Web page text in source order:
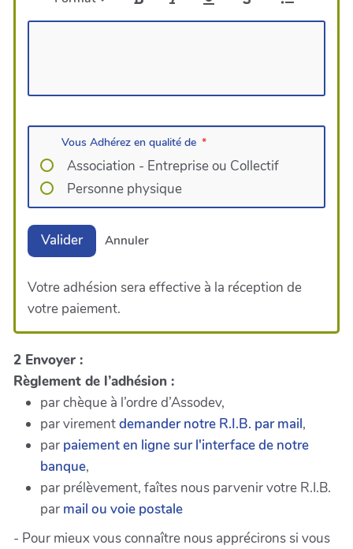
Vous Adhérez en qualité de
Association - Entreprise ou Collectif
Personne physique
Valider Annuler
Votre adhésion sera effective à la réception de
votre paiement.
2 Envoyer :
Règlement de l’adhésion :
par chèque à l’ordre d’Assodev,
par virementdemander notre R.I.B. par mail,
par paiement en ligne sur l'interface de notre
banque,
par prélèvement, faîtes nous parvenir votre R.I.B.
par mail ou voie postale
- Pour mieux vous connaître nous apprécirons si vous